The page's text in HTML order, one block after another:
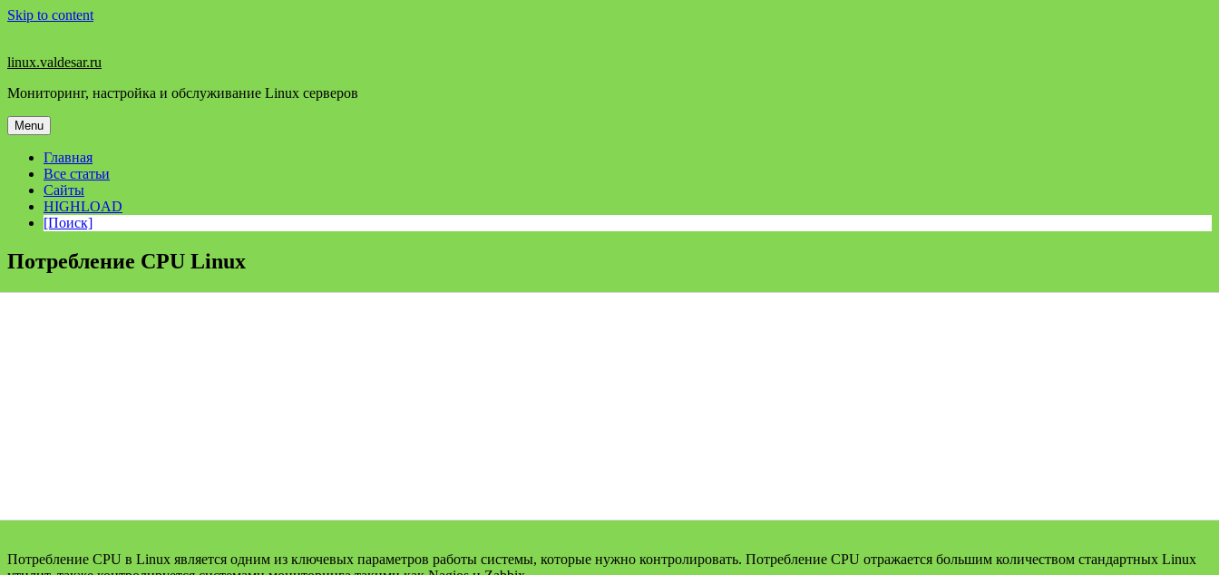
Skip to content
linux.valdesar.ru
Мониторинг, настройка и обслуживание Linux серверов
Menu
Главная
Все статьи
Сайты
HIGHLOAD
[Поиск]
Потребление CPU Linux
Потребление CPU в Linux является одним из ключевых параметров работы системы, которые нужно контролировать. Потребление CPU отражается большим количеством стандартных Linux